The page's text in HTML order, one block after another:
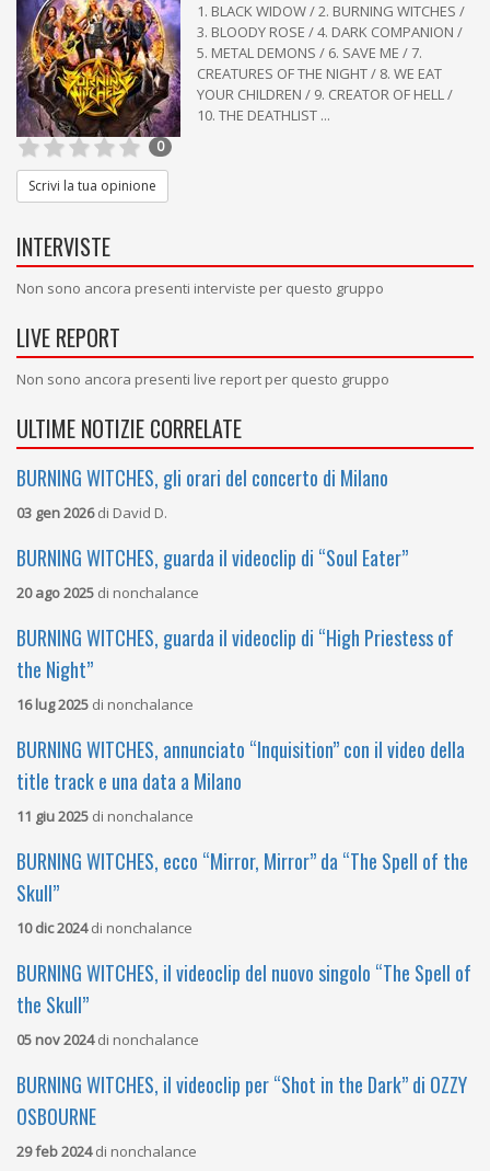
1. BLACK WIDOW / 2. BURNING WITCHES /
3. BLOODY ROSE / 4. DARK COMPANION /
5. METAL DEMONS / 6. SAVE ME / 7.
CREATURES OF THE NIGHT / 8. WE EAT
YOUR CHILDREN / 9. CREATOR OF HELL /
10. THE DEATHLIST ...
0
Scrivi la tua opinione
INTERVISTE
Non sono ancora presenti interviste per questo gruppo
LIVE REPORT
Non sono ancora presenti live report per questo gruppo
ULTIME NOTIZIE CORRELATE
BURNING WITCHES, gli orari del concerto di Milano
03 gen 2026di David D.
BURNING WITCHES, guarda il videoclip di “Soul Eater”
20 ago 2025 di nonchalance
BURNING WITCHES, guarda il videoclip di “High Priestess of
the Night”
16 lug 2025 di nonchalance
BURNING WITCHES, annunciato “Inquisition” con il video della
title track e una data a Milano
11 giu 2025 di nonchalance
BURNING WITCHES, ecco “Mirror, Mirror” da “The Spell of the
Skull”
10 dic 2024di nonchalance
BURNING WITCHES, il videoclip del nuovo singolo “The Spell of
the Skull”
05 nov 2024di nonchalance
BURNING WITCHES, il videoclip per “Shot in the Dark” di OZZY
OSBOURNE
29 feb 2024di nonchalance